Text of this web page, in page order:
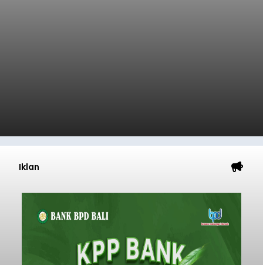
Iklan